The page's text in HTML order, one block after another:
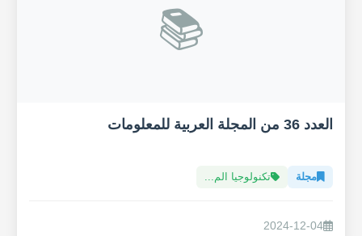
📚
العدد 36 من المجلة العربية للمعلومات
مجلة تكنولوجيا الم...
2024-12-04